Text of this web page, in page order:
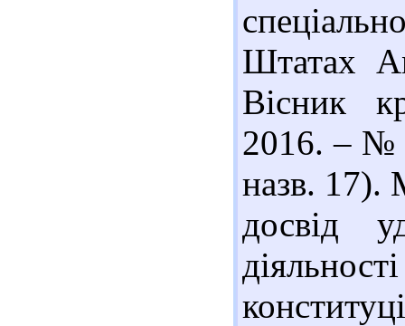
Штатах
Вісник
2016. – №
назв. 17).
досвід